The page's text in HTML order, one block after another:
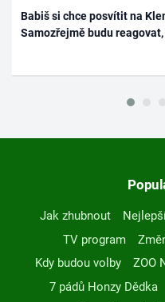
Babiš si chce posvítit na
Samozřejmě budu
Jak zhubnout
TV program
Kdy budou volby
ZOO
7 pádů Honzy Dědka